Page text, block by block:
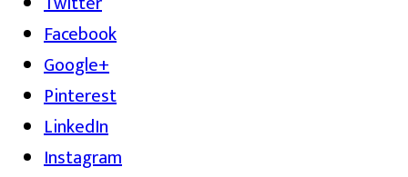
Facebook
Google+
Pinterest
LinkedIn
Instagram